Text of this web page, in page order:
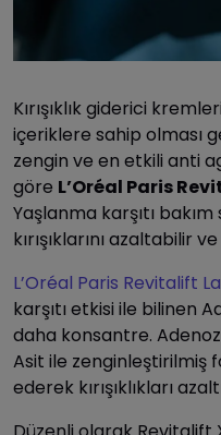
Kırışıklık giderici
içeriklere sahip olması
zengin ve en etkili anti
göre L’Oréal Paris
Yaşlanma karşıtı
kırışıklarını azaltabilir
L’Oréal Paris Revitalift
karşıtı etkisi ile bilinen
daha konsantre.
Asit ile zenginleştirilmiş
ederek kırışıklıkları